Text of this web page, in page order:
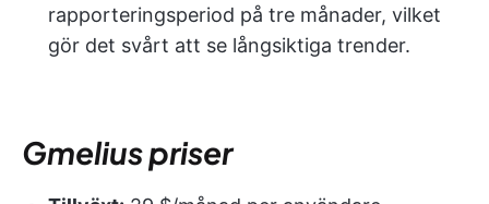
rapporteringsperiod på tre månader, vilket
gör det svårt att se långsiktiga trender.
Gmeliuspriser